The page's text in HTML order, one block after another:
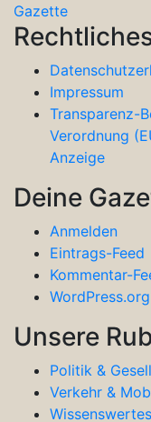
Gazette
Impressum
Transparenz-
Verordnung
Anzeige
Deine
Anmelden
Eintrags-Feed
Kommentar-
WordPress.org
Unsere
Politik &
Verkehr &
Wissenswertes